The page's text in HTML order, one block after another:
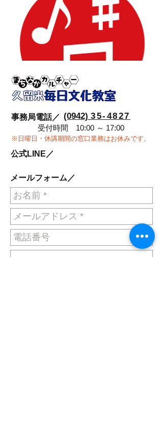
事務局電話／ (0942) 35-4827
受付時間 10:00 ～ 17:00
※日曜日・休講期間の窓口業務はお休みです。
公式LINE／
メールフォーム／